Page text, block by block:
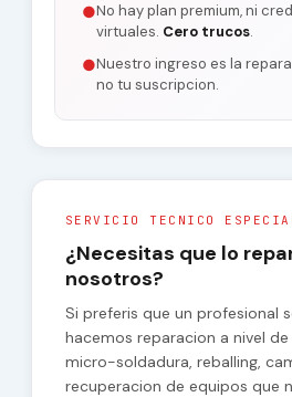
●No hay plan premium, ni
virtuales. Cero trucos.
●Nuestro ingreso es la
no tu suscripcion.
SERVICIO TECNICO
¿Necesitas que lo
nosotros?
Si preferis que un profesional
hacemos reparacion a nivel
micro-soldadura, reballing,
recuperacion de equipos que